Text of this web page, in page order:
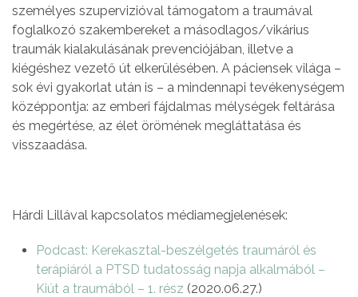
személyes szupervizióval támogatom a traumával
foglalkozó szakembereket a másodlagos/vikárius
traumák kialakulásának prevenciójában, illetve a
kiégéshez vezető út elkerülésében. A páciensek világa –
sok évi gyakorlat után is – a mindennapi tevékenységem
középpontja: az emberi fájdalmas mélységek feltárása
és megértése, az élet örömének megláttatása és
visszaadása.
Hárdi Lillával kapcsolatos médiamegjelenések:
Podcast: Kerekasztal-beszélgetés traumáról és
terápiáról a PTSD tudatosság napja alkalmából –
Kiút a traumából – 1. rész (2020.06.27.)